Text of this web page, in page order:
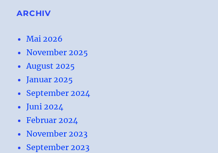
ARCHIV
Mai 2026
November 2025
August 2025
Januar 2025
September 2024
Juni 2024
Februar 2024
November 2023
September 2023